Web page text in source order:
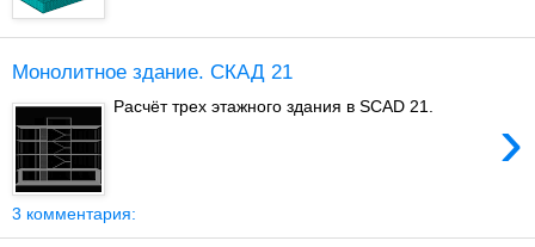
Монолитное здание. СКАД 21
›
Расчёт трех этажного здания в SCAD 21.
3 комментария: